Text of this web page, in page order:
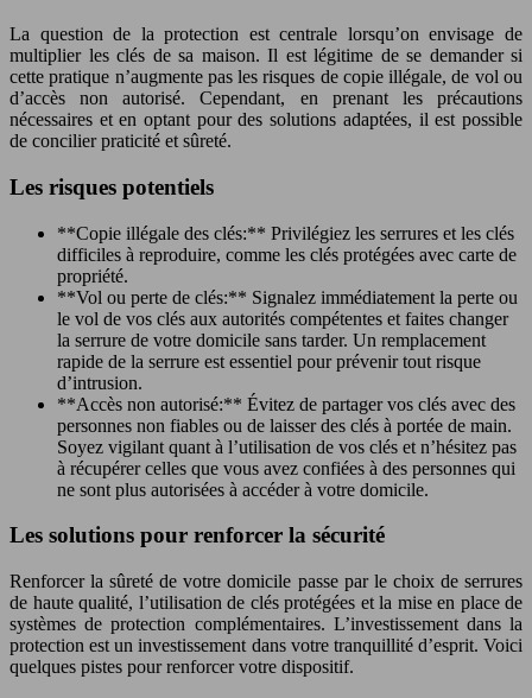
La question de la protection est centrale lorsqu’on envisage de
multiplier les clés de sa maison. Il est légitime de se demander si
cette pratique n’augmente pas les risques de copie illégale, de vol ou
d’accès non autorisé. Cependant, en prenant les précautions
nécessaires et en optant pour des solutions adaptées, il est possible
de concilier praticité et sûreté.
Les risques potentiels
**Copie illégale des clés:** Privilégiez les serrures et les clés
difficiles à reproduire, comme les clés protégées avec carte de
propriété.
**Vol ou perte de clés:** Signalez immédiatement la perte ou
le vol de vos clés aux autorités compétentes et faites changer
la serrure de votre domicile sans tarder. Un remplacement
rapide de la serrure est essentiel pour prévenir tout risque
d’intrusion.
**Accès non autorisé:** Évitez de partager vos clés avec des
personnes non fiables ou de laisser des clés à portée de main.
Soyez vigilant quant à l’utilisation de vos clés et n’hésitez pas
à récupérer celles que vous avez confiées à des personnes qui
ne sont plus autorisées à accéder à votre domicile.
Les solutions pour renforcer la sécurité
Renforcer la sûreté de votre domicile passe par le choix de serrures
de haute qualité, l’utilisation de clés protégées et la mise en place de
systèmes de protection complémentaires. L’investissement dans la
protection est un investissement dans votre tranquillité d’esprit. Voici
quelques pistes pour renforcer votre dispositif.